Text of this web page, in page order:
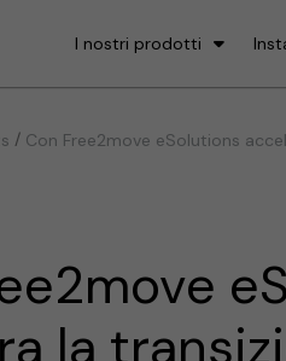
I nostri prodotti
/ Con Free2move eSolutions
la